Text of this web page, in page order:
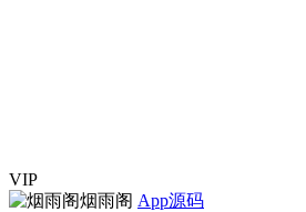
VIP
烟雨阁 App源码